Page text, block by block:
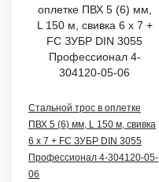
Стальной трос в оплетке
ПВХ 5 (6) мм, L 150 м, свивка
6 x 7 + FC ЗУБР DIN 3055
Профессионал 4-304120-05-
06